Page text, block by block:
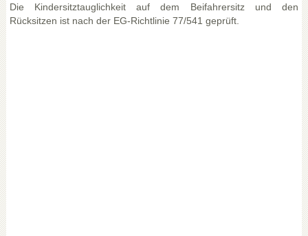
Die Kindersitztauglichkeit auf dem Beifahrersitz und den
Rücksitzen ist nach der EG-Richtlinie 77/541 geprüft.